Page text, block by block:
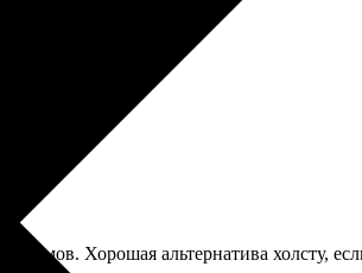
Хорошая альтернатива холсту,